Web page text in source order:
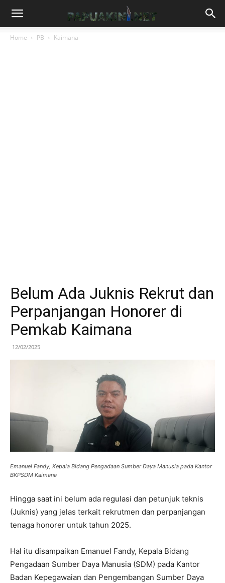
Home PB Kaimana
Belum Ada Juknis Rekrut dan
Perpanjangan Honorer di
Pemkab Kaimana
12/02/2025
Emanuel Fandy, Kepala Bidang Pengadaan Sumber Daya Manusia pada Kantor
BKPSDM Kaimana
Hingga saat ini belum ada regulasi dan petunjuk teknis
(Juknis) yang jelas terkait rekrutmen dan perpanjangan
tenaga honorer untuk tahun 2025.
Hal itu disampaikan Emanuel Fandy, Kepala Bidang
Pengadaan Sumber Daya Manusia (SDM) pada Kantor
Badan Kepegawaian dan Pengembangan Sumber Daya